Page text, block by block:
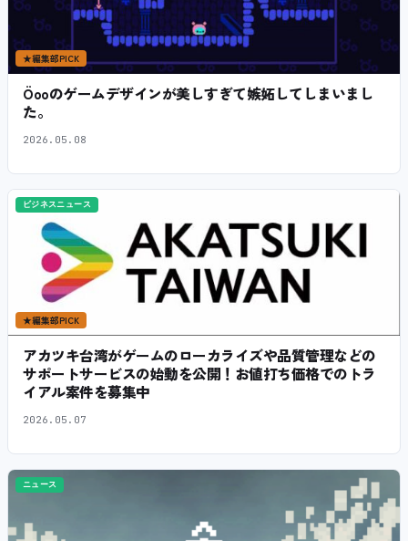
★編集部PICK
Öooのゲームデザインが美しすぎて嫉妬してしまいまし
た。
2026.05.08
ビジネスニュース
★編集部PICK
アカツキ台湾がゲームのローカライズや品質管理などの
サポートサービスの始動を公開！お値打ち価格でのトラ
イアル案件を募集中
2026.05.07
ニュース